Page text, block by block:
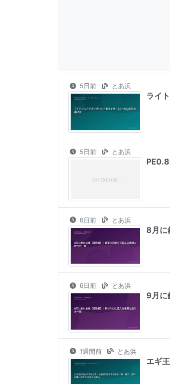
5日前 とあ浜
ライ
5日前 とあ浜
6日前 とあ浜
8月に
6日前 とあ浜
9月に
1週間前 とあ浜
エギ